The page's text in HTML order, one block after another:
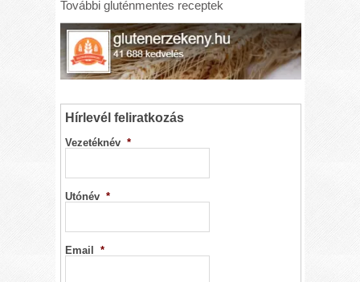
További gluténmentes receptek
Hírlevél feliratkozás
Vezetéknév *
Utónév *
Email *